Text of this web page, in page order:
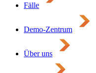
Fälle
Demo-Zentrum
Über uns